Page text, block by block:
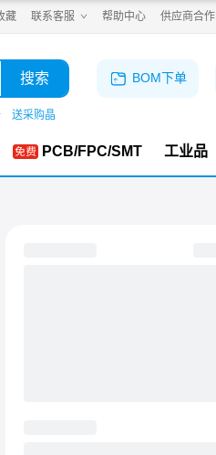
藏 联系客服 帮助中心 供应商合作
搜索
送采购晶
BOM下单
PCB/FPC/SMT 工业品